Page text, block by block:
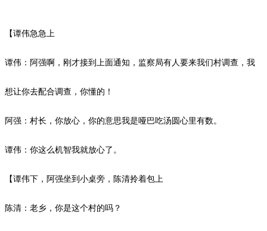
【谭伟急急上
谭伟：阿强啊，刚才接到上面通知，监察局有人要来我们村调查，我
想让你去配合调查，你懂的！
阿强：村长，你放心，你的意思我是哑巴吃汤圆心里有数。
谭伟：你这么机智我就放心了。
【谭伟下，阿强坐到小桌旁，陈清拎着包上
陈清：老乡，你是这个村的吗？